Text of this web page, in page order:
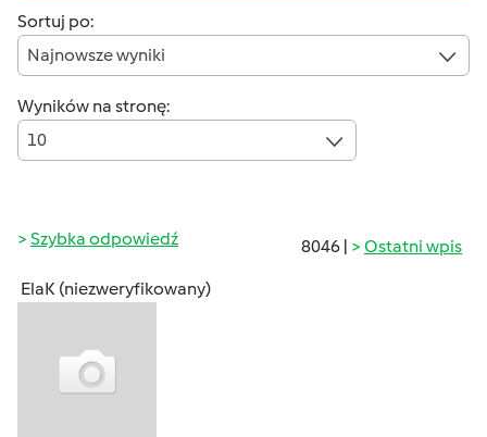
Sortuj po:
Najnowsze wyniki
Wyników na stronę:
10
8046 | Ostatni wpis
Szybka odpowiedź
ElaK (niezweryfikowany)